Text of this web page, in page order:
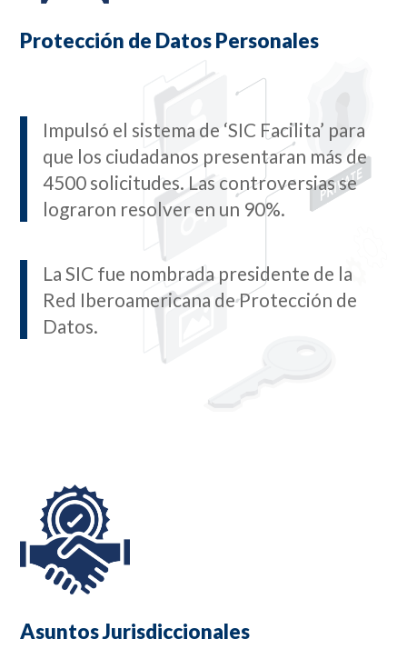
Protección de Datos Personales
Impulsó el sistema de ‘SIC Facilita’ para
que los ciudadanos presentaran más de
4500 solicitudes. Las controversias se
lograron resolver en un 90%.
La SIC fue nombrada presidente de la
Red Iberoamericana de Protección de
Datos.
Asuntos Jurisdiccionales